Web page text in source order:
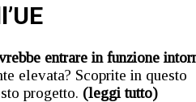
entrare in funzione
elevata? Scoprite in questo
progetto. (leggi tutto)